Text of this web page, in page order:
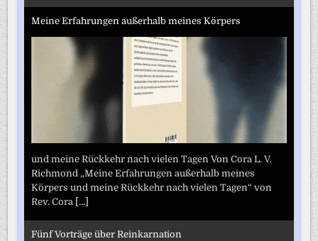
Meine Erfahrungen außerhalb meines Körpers
und meine Rückkehr nach vielen Tagen Von Cora L. V.
Richmond „Meine Erfahrungen außerhalb meines
Körpers und meine Rückkehr nach vielen Tagen“ von
Rev. Cora
[...]
Fünf Vorträge über Reinkarnation